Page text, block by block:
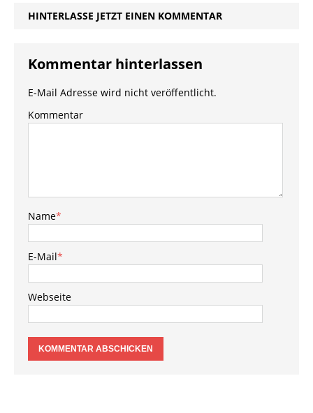
HINTERLASSE JETZT EINEN KOMMENTAR
Kommentar hinterlassen
E-Mail Adresse wird nicht veröffentlicht.
Kommentar
Name*
E-Mail*
Webseite